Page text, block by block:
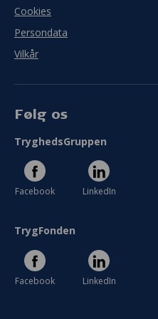
Cookies
Persondata
Vilkår
Følg os
TryghedsGruppen
Facebook LinkedIn
TrygFonden
Facebook LinkedIn